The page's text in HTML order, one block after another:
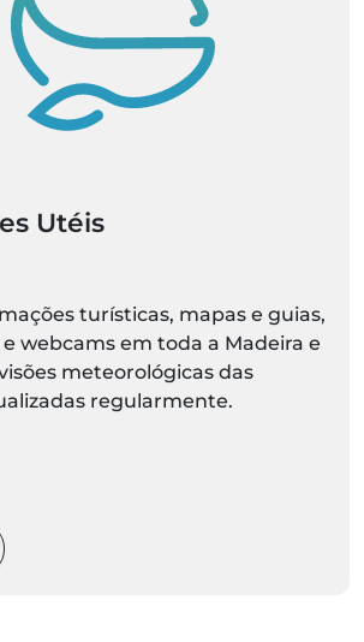
Utéis
webcams em toda a Madeira e
meteorológicas das
regularmente.